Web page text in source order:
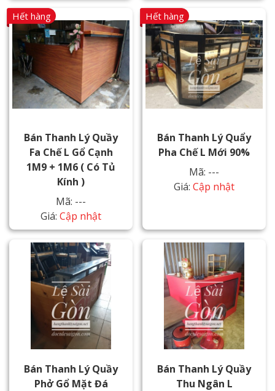
Bán Thanh Lý Quầy
Fa Chế L Gổ Cạnh
1M9 + 1M6 ( Có Tủ
Kính )
Mã: ---
Giá: Cập nhật
Hết hàng
Bán Thanh Lý Quẩy
Pha Chế L Mới 90%
Mã: ---
Giá: Cập nhật
Hết hàng
Bán Thanh Lý Quầy
Phở Gổ Mặt Đá
Bán Thanh Lý Quầy
Thu Ngân L